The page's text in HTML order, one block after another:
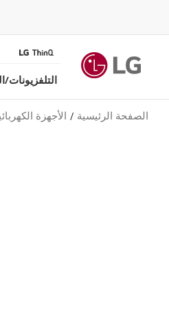
التلفزيونات/
الصفحة الرئيسية الأجهزة